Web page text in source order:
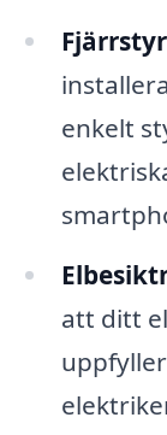
enkelt
att ditt